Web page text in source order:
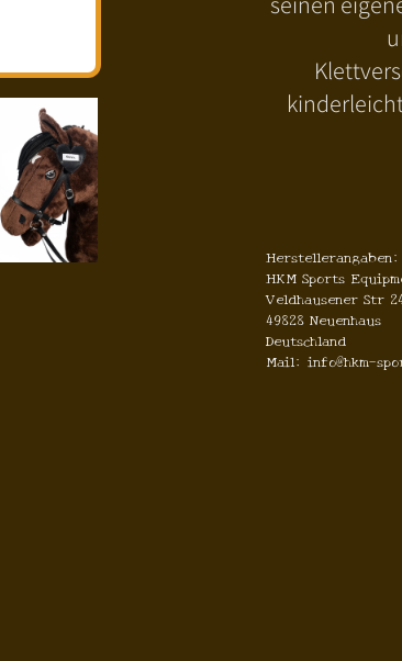
Herstellerangaben:
HKM Sports
Veldhausener Str
49828 Neuenhaus
Deutschland
Mail: info@hkm-